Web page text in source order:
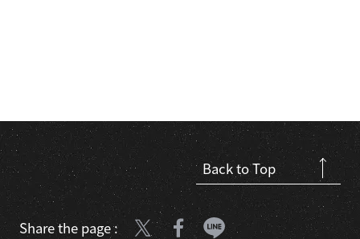
Back to Top
Share the page :